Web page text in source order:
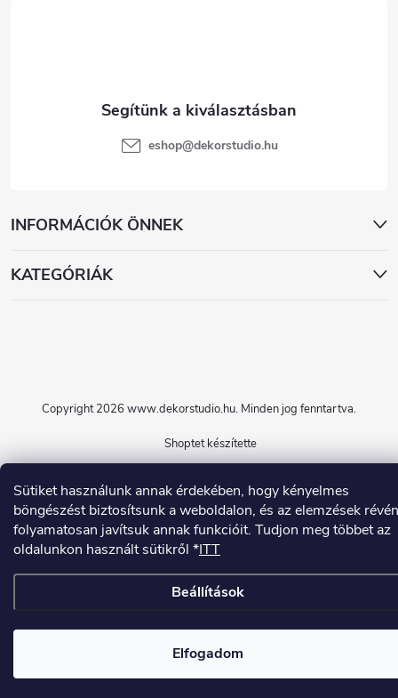
Sütiket használunk annak érdekében, hogy kényelmes
böngészést biztosítsunk a weboldalon, és az elemzések révén
folyamatosan javítsuk annak funkcióit. Tudjon meg többet az
oldalunkon használt sütikről *ITT
Beállítások
Elfogadom
INFORMÁCIÓK ÖNNEK
KATEGÓRIÁK
eshop@dekorstudio.hu
Shoptet készítette
Copyright 2026 www.dekorstudio.hu. Minden jog fenntartva.